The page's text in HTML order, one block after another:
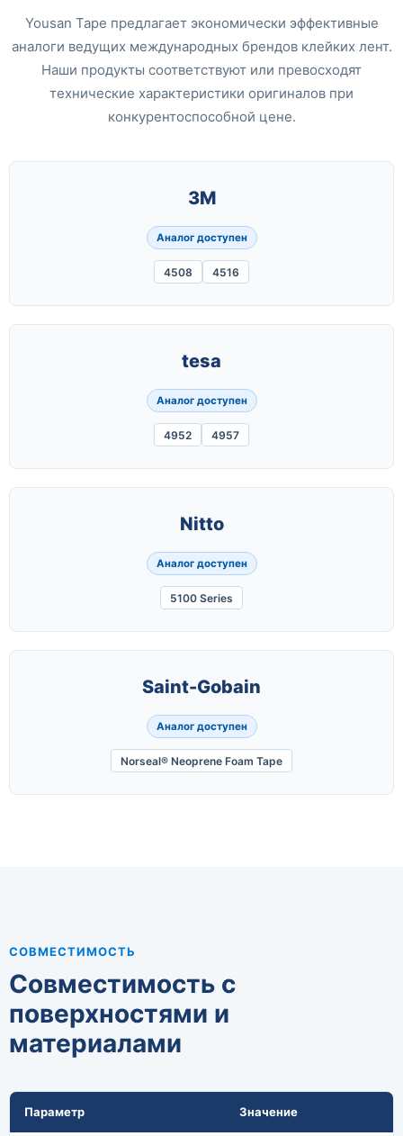
Yousan Tape предлагает экономически эффективные
аналоги ведущих международных брендов клейких лент.
Наши продукты соответствуют или превосходят
технические характеристики оригиналов при
конкурентоспособной цене.
3M
Аналог доступен
4508 4516
tesa
Аналог доступен
4952 4957
Nitto
Аналог доступен
5100 Series
Saint-Gobain
Аналог доступен
Norseal® Neoprene Foam Tape
СОВМЕСТИМОСТЬ
Совместимость с
поверхностями и
материалами
Параметр Значение